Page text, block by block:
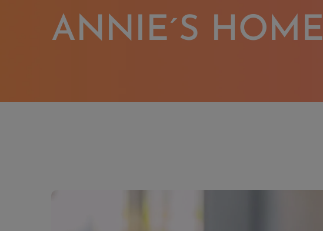
ANNIE´S HOME